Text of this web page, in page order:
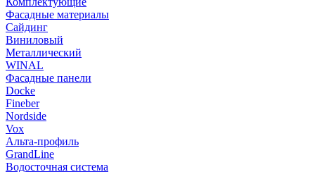
Фасадные материалы
Сайдинг
Виниловый
Металлический
WINAL
Фасадные панели
Docke
Fineber
Nordside
Vox
Альта-профиль
GrandLine
Водосточная система